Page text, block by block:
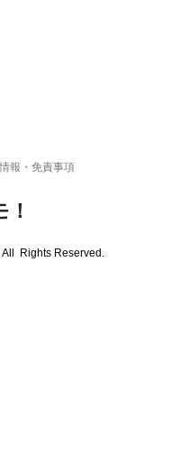
報・免責事項
の名所や観光地を写真で紹介。
Rights Reserved.